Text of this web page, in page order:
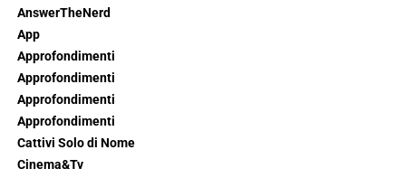
AnswerTheNerd
App
Approfondimenti
Approfondimenti
Approfondimenti
Approfondimenti
Cattivi Solo di Nome
Cinema&Tv